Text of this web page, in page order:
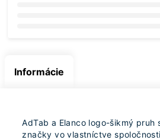
Informácie
AdTab a Elanco logo-šikmý pruh
značky vo vlastníctve